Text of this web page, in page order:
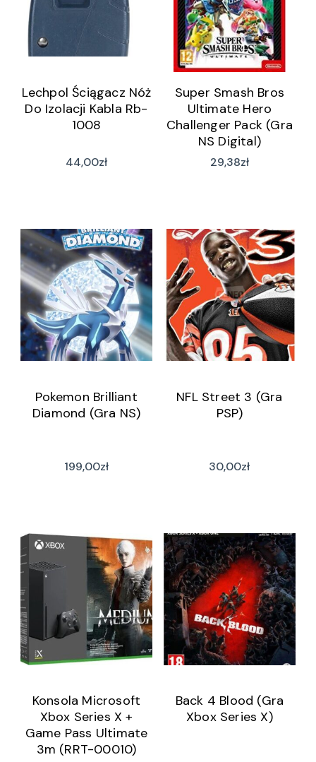
Lechpol Ściągacz Nóż
Do Izolacji Kabla Rb-
1008
44,00zł
Super Smash Bros
Ultimate Hero
Challenger Pack (Gra
NS Digital)
29,38zł
Pokemon Brilliant
Diamond (Gra NS)
199,00zł
NFL Street 3 (Gra
PSP)
30,00zł
Konsola Microsoft
Xbox Series X +
Game Pass Ultimate
3m (RRT-00010)
Back 4 Blood (Gra
Xbox Series X)